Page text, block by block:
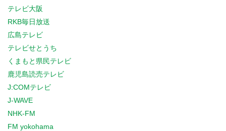
テレビ大阪
RKB毎日放送
広島テレビ
テレビせとうち
くまもと県民テレビ
鹿児島読売テレビ
J:COMテレビ
J-WAVE
NHK-FM
FM yokohama